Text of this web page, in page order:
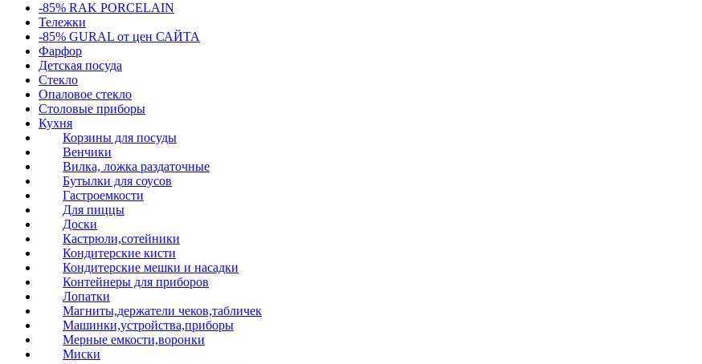
-85% RAK PORCELAIN
Тележки
-85% GURAL от цен САЙТА
Фарфор
Детская посуда
Стекло
Опаловое стекло
Столовые приборы
Кухня
Корзины для посуды
Венчики
Вилка, ложка раздаточные
Бутылки для соусов
Гастроемкости
Для пиццы
Доски
Кастрюли,сотейники
Кондитерские кисти
Кондитерские мешки и насадки
Контейнеры для приборов
Лопатки
Магниты,держатели чеков,табличек
Машинки,устройства,приборы
Мерные емкости,воронки
Миски